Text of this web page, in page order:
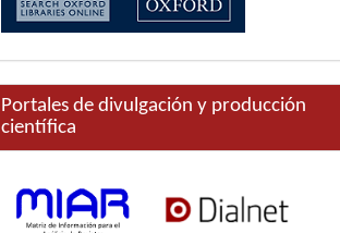
Portales de divulgación y producción
científica